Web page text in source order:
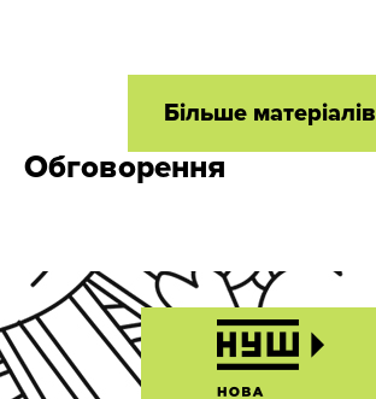
Більше матеріалів
Обговорення